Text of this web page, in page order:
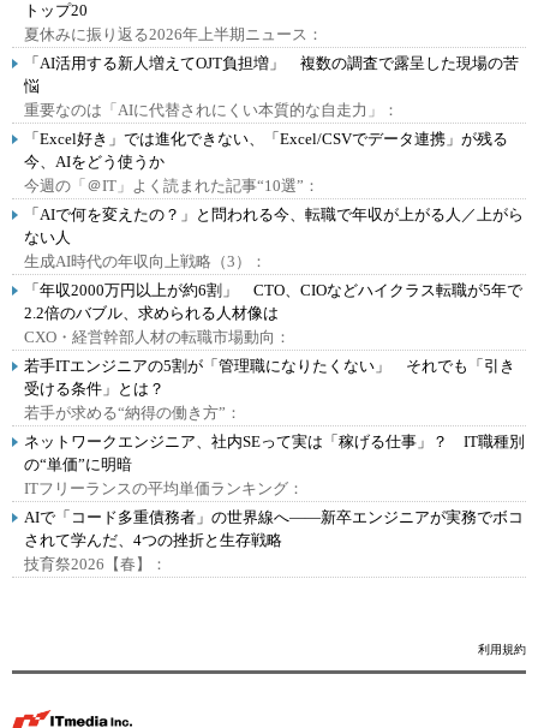
トップ20
夏休みに振り返る2026年上半期ニュース：
「AI活用する新人増えてOJT負担増」 複数の調査で露呈した現場の苦
悩
重要なのは「AIに代替されにくい本質的な自走力」：
「Excel好き」では進化できない、「Excel/CSVでデータ連携」が残る
今、AIをどう使うか
今週の「＠IT」よく読まれた記事“10選”：
「AIで何を変えたの？」と問われる今、転職で年収が上がる人／上がら
ない人
生成AI時代の年収向上戦略（3）：
「年収2000万円以上が約6割」 CTO、CIOなどハイクラス転職が5年で
2.2倍のバブル、求められる人材像は
CXO・経営幹部人材の転職市場動向：
若手ITエンジニアの5割が「管理職になりたくない」 それでも「引き
受ける条件」とは？
若手が求める“納得の働き方”：
ネットワークエンジニア、社内SEって実は「稼げる仕事」？ IT職種別
の“単価”に明暗
ITフリーランスの平均単価ランキング：
AIで「コード多重債務者」の世界線へ――新卒エンジニアが実務でボコ
されて学んだ、4つの挫折と生存戦略
技育祭2026【春】：
利用規約